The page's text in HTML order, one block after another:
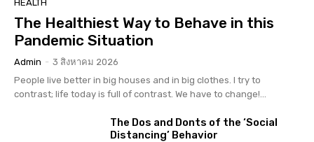
HEALTH
The Healthiest Way to Behave in this
Pandemic Situation
Admin - 3 สิงหาคม 2026
People live better in big houses and in big clothes. I try to
contrast; life today is full of contrast. We have to change!...
The Dos and Donts of the ‘Social
Distancing’ Behavior